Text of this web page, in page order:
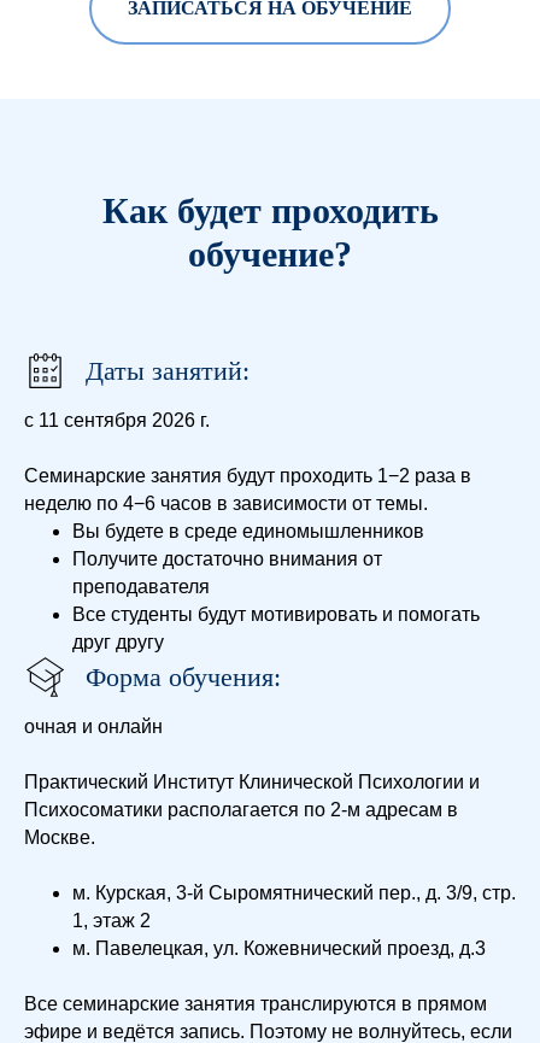
ЗАПИСАТЬСЯ НА ОБУЧЕНИЕ
Как будет проходить
обучение?
Даты занятий:
с 11 сентября 2026 г.
Семинарские занятия будут проходить 1−2 раза в
неделю по 4−6 часов в зависимости от темы.
Вы будете в среде единомышленников
Получите достаточно внимания от
преподавателя
Все студенты будут мотивировать и помогать
друг другу
Форма обучения:
очная и онлайн
Практический Институт Клинической Психологии и
Психосоматики располагается по 2-м адресам в
Москве.
м. Курская, 3-й Сыромятнический пер., д. 3/9, стр.
1, этаж 2
м. Павелецкая, ул. Кожевнический проезд, д.3
Все семинарские занятия транслируются в прямом
эфире и ведётся запись. Поэтому не волнуйтесь, если